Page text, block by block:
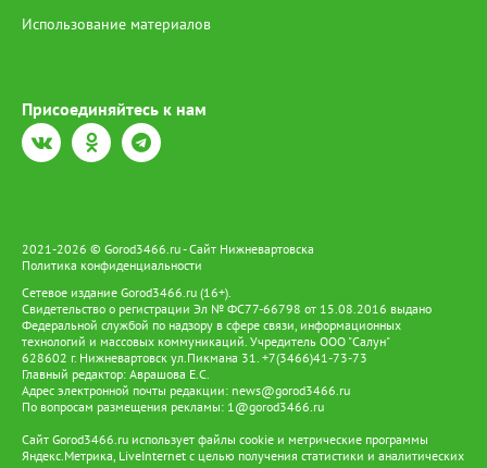
Использование материалов
Присоединяйтесь к нам
2021-2026 © Gorod3466.ru - Сайт Нижневартовска
Политика конфиденциальности
Сетевое издание Gorod3466.ru (16+).
Свидетельство о регистрации Эл № ФС77-66798 от 15.08.2016 выдано
Федеральной службой по надзору в сфере связи, информационных
технологий и массовых коммуникаций. Учредитель ООО "Салун"
628602 г. Нижневартовск ул.Пикмана 31. +7(3466)41-73-73
Главный редактор: Аврашова Е.С.
Адрес электронной почты редакции: news@gorod3466.ru
По вопросам размещения рекламы: 1@gorod3466.ru
Сайт Gorod3466.ru использует файлы cookie и метрические программы
Яндекс.Метрика, LiveInternet с целью получения статистики и аналитических